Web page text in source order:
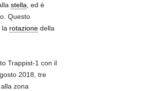
stella , ed è
Questo
la rotazionedella
Trappist-1 con il
2018, tre
zona